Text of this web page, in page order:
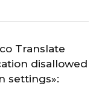
Translate
disallowed
settings»: